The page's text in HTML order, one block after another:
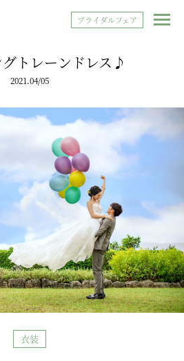
ブライダルフェア
トレーンドレス♪
2021.04/05
衣装